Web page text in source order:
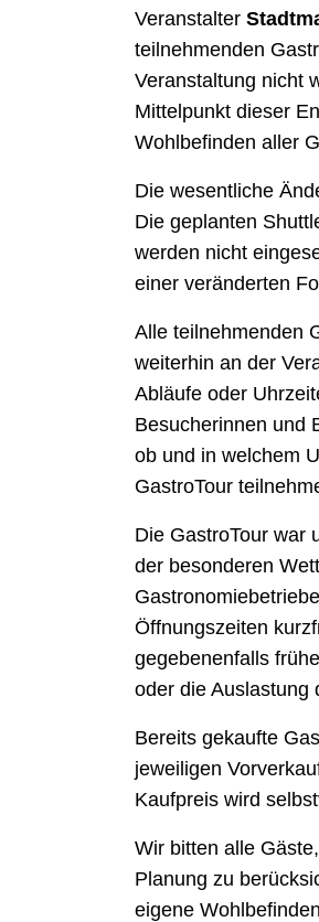
Veranstalter
teilnehmenden
Veranstaltung nicht
Mittelpunkt dieser
Wohlbefinden aller
Die wesentliche
Die geplanten
werden nicht
einer veränderten
Alle teilnehmenden
weiterhin an der
Abläufe oder
Besucherinnen und
ob und in welchem
GastroTour
Die GastroTour war
der besonderen
Öffnungszeiten
gegebenenfalls
oder die Auslastung
Bereits gekaufte
jeweiligen
Kaufpreis wird
Wir bitten alle
Planung zu
eigene